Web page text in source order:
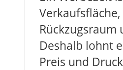
Rückzugsraum
Deshalb lohnt
Preis und